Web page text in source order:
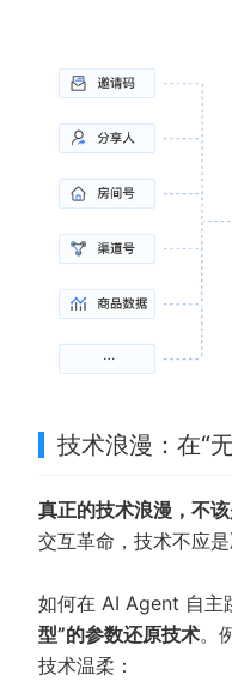
技术浪漫：在“
真正的技术浪漫，不
交互革命，技术不应
如何在 AI Agent 自主
型”的参数还原技术。
技术温柔：